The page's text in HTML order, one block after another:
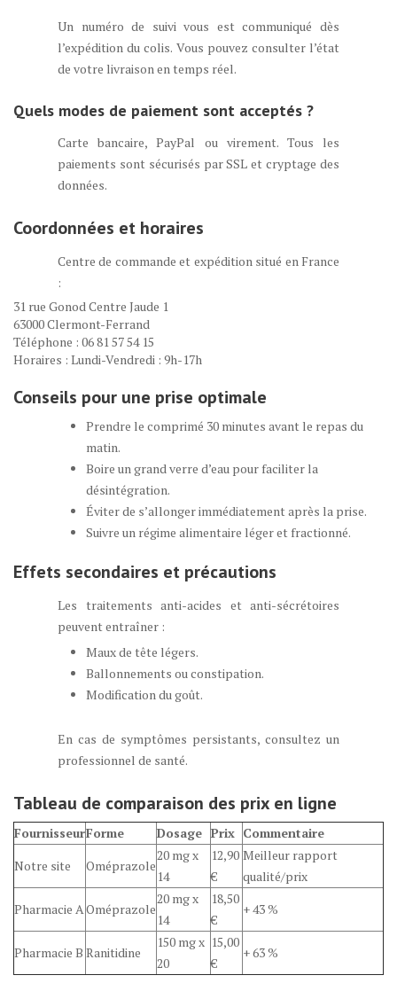
Un numéro de suivi vous est communiqué dès
l’expédition du colis. Vous pouvez consulter l’état
de votre livraison en temps réel.
Quels modes de paiement sont acceptés ?
Carte bancaire, PayPal ou virement. Tous les
paiements sont sécurisés par SSL et cryptage des
données.
Coordonnées et horaires
Centre de commande et expédition situé en France
:
31 rue Gonod Centre Jaude 1
63000 Clermont-Ferrand
Téléphone : 06 81 57 54 15
Horaires : Lundi-Vendredi : 9h-17h
Conseils pour une prise optimale
Prendre le comprimé 30 minutes avant le repas du
matin.
Boire un grand verre d’eau pour faciliter la
désintégration.
Éviter de s’allonger immédiatement après la prise.
Suivre un régime alimentaire léger et fractionné.
Effets secondaires et précautions
Les traitements anti-acides et anti-sécrétoires
peuvent entraîner :
Maux de tête légers.
Ballonnements ou constipation.
Modification du goût.
En cas de symptômes persistants, consultez un
professionnel de santé.
Tableau de comparaison des prix en ligne
FournisseurForme Dosage Prix Commentaire
Notre site
Oméprazole
20 mg x
14
12,90
€
Meilleur rapport
qualité/prix
Pharmacie AOméprazole
20 mg x
14
18,50
€
+ 43 %
Pharmacie B Ranitidine
150 mg x
20
15,00
€
+ 63 %